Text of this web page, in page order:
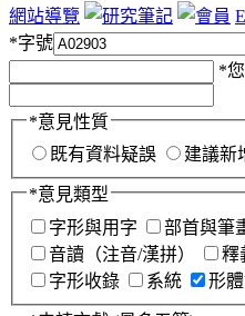
網站導覽
*字號
*
*意見性質
既有資料疑誤
建議新
*意見類型
字形與用字
部首與筆
音讀（注音/漢拼）
釋
字形收錄
系統 形